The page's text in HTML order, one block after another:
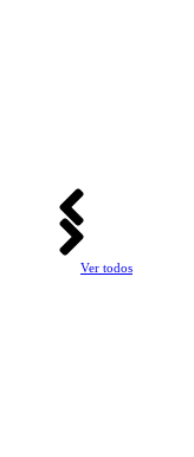
Ver todos